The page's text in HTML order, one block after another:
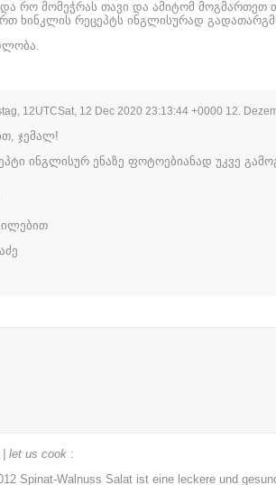
რო მომეჭრას თავი და ამიტომ მოგმართეთ
ხინკლის რეცეპტს ინგლისურად
12UTCSat, 12 Dec 2020 23:13:44 +0000 12.
ჯემალ!
ინგლისურ ენაზე ფოტოებიანად უკვე
| let us cook :
Spinat-Walnuss Salat ist eine leckere und